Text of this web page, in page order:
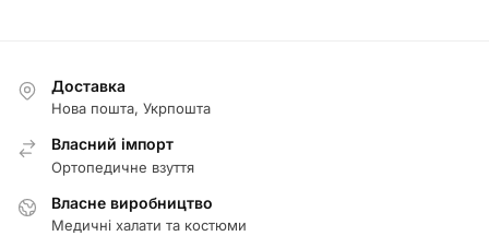
Доставка
Нова пошта, Укрпошта
Власний імпорт
Ортопедичне взуття
Власне виробництво
Медичні халати та костюми